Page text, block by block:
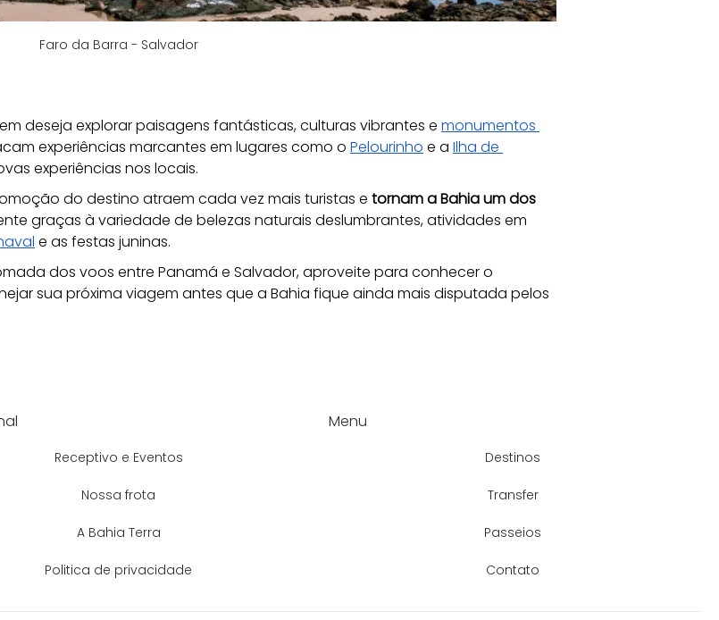
Faro da Barra - Salvador
deseja explorar paisagens fantásticas, culturas vibrantes e monumentos
experiências marcantes em lugares como o Pelourinho e a Ilha de
experiências nos locais.
do destino atraem cada vez mais turistas e tornam a Bahia um dos
graças à variedade de belezas naturais deslumbrantes, atividades em
e as festas juninas.
dos voos entre Panamá e Salvador, aproveite para conhecer o
sua próxima viagem antes que a Bahia fique ainda mais disputada pelos
Receptivo e Eventos
Nossa frota
A Bahia Terra
Politica de privacidade
Menu
Destinos
Transfer
Passeios
Contato